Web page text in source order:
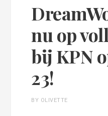
nu op
bij KPN
23!
BY OLIVETTE